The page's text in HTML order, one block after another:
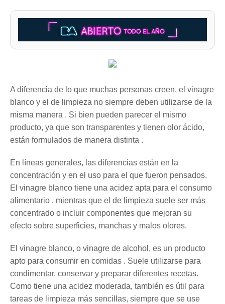
A diferencia de lo que muchas personas creen, el vinagre
blanco y el de limpieza no siempre deben utilizarse de la
misma manera . Si bien pueden parecer el mismo
producto, ya que son transparentes y tienen olor ácido,
están formulados de manera distinta .
En líneas generales, las diferencias están en la
concentración y en el uso para el que fueron pensados.
El vinagre blanco tiene una acidez apta para el consumo
alimentario , mientras que el de limpieza suele ser más
concentrado o incluir componentes que mejoran su
efecto sobre superficies, manchas y malos olores.
El vinagre blanco, o vinagre de alcohol, es un producto
apto para consumir en comidas . Suele utilizarse para
condimentar, conservar y preparar diferentes recetas.
Como tiene una acidez moderada, también es útil para
tareas de limpieza más sencillas, siempre que se use